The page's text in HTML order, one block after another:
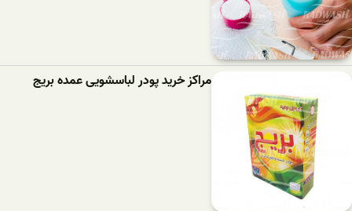
مراکز خرید پودر لباسشویی عمده بریج